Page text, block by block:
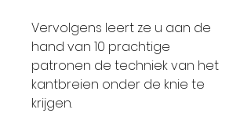
Vervolgens leert ze u aan de
hand van 10 prachtige
patronen de techniek van het
kantbreien onder de knie te
krijgen.